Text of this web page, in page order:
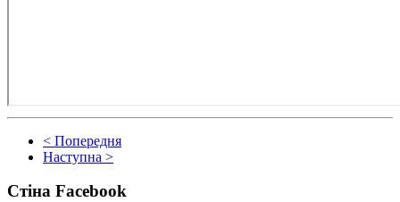
< Попередня
Наступна >
Стіна Facebook